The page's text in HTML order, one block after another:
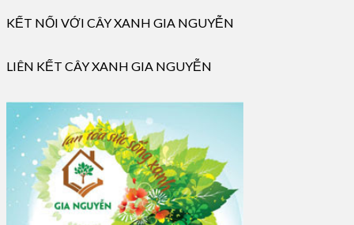
KẾT NỐI VỚI CÂY XANH GIA NGUYỄN
LIÊN KẾT CÂY XANH GIA NGUYỄN